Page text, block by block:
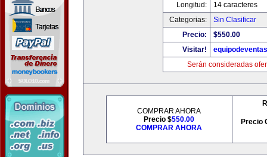
Longitud:
14 caracteres
Categorias:
Sin Clasificar
Precio:
$550.00
Visitar!
Serán consideradas
COMPRAR AHORA
Precio $550.00
COMPRAR AHORA
Precio